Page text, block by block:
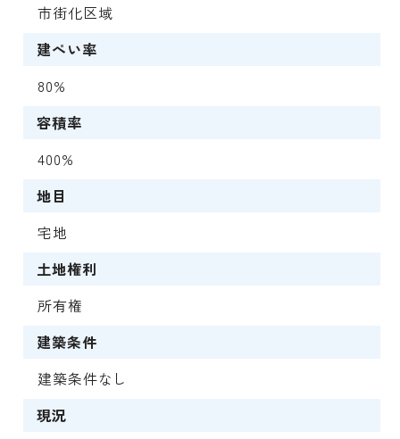
市街化区域
建ぺい率
80%
容積率
400%
地目
宅地
土地権利
所有権
建築条件
建築条件なし
現況